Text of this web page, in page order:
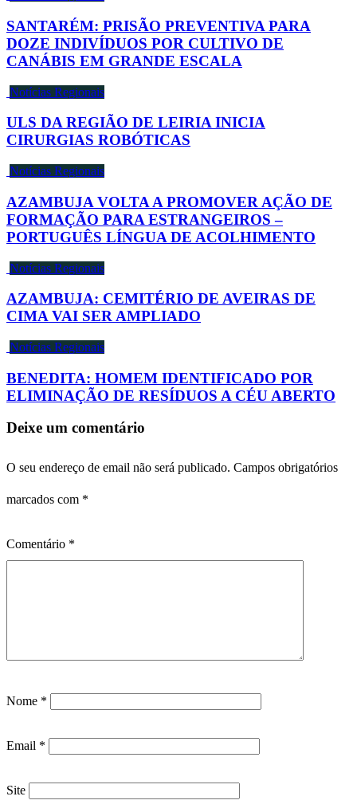
SANTARÉM: PRISÃO PREVENTIVA PARA
DOZE INDIVÍDUOS POR CULTIVO DE
CANÁBIS EM GRANDE ESCALA
Notícias Regionais
ULS DA REGIÃO DE LEIRIA INICIA
CIRURGIAS ROBÓTICAS
Notícias Regionais
AZAMBUJA VOLTA A PROMOVER AÇÃO DE
FORMAÇÃO PARA ESTRANGEIROS –
PORTUGUÊS LÍNGUA DE ACOLHIMENTO
Notícias Regionais
AZAMBUJA: CEMITÉRIO DE AVEIRAS DE
CIMA VAI SER AMPLIADO
Notícias Regionais
BENEDITA: HOMEM IDENTIFICADO POR
ELIMINAÇÃO DE RESÍDUOS A CÉU ABERTO
Deixe um comentário
O seu endereço de email não será publicado. Campos obrigatórios
marcados com *
Comentário *
Nome *
Email *
Site